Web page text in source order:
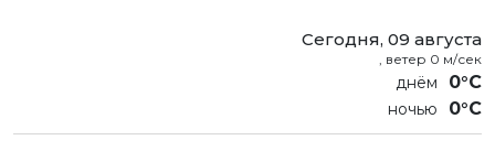
Сегодня, 09 августа
, ветер 0 м/сек
0°C
0°C